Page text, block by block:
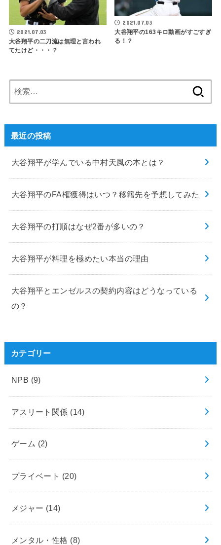
2021.07.03
大谷翔平の二刀流は無理と言われ
てたけど・・・？
2021.07.03
大谷翔平の163キロ動画がすごすぎ
る！？
索:
最近の投稿
大谷翔平が学んでいる中村天風の本とは？
大谷翔平のFA権獲得はいつ？移籍先を予想してみた
大谷翔平の打順はなぜ2番が多いの？
大谷翔平が料理を極めたい本当の理由
大谷翔平とエンゼルスの契約内容はどうなっている
の？
カテゴリー
NPB (9)
アスリート関係 (14)
ゲーム (2)
プライベート (20)
メジャー (14)
メンタル・性格 (8)